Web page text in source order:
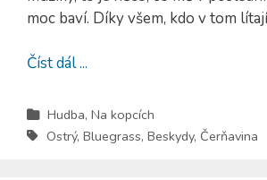
moc baví. Díky všem, kdo v tom
Číst dál ...
Hudba, Na kopcích
Ostrý, Bluegrass, Beskydy, Čerňavina